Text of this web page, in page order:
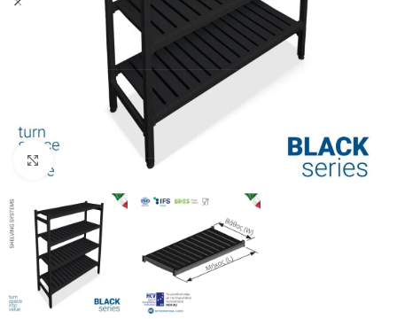
Κλικ για μεγέθυνση